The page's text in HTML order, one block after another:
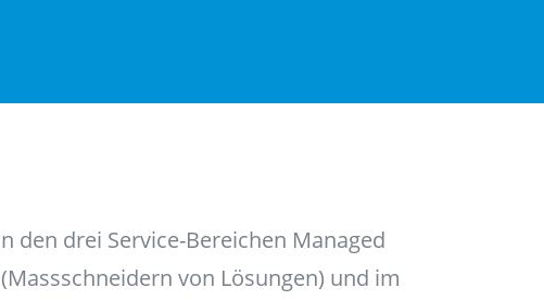
den drei Service-Bereichen Managed
von Lösungen) und im